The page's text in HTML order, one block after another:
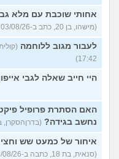
אחותי שוכבת עם מלא
(מישהו, בן 20, כתב ב-03/08/26 17:53)
לעבור מגוב ללוחמה
17:42)
היי חייב שאלה לגבי
האם הסתרת פרופיל
נחשב בגידה? (בדרןהסקרן, בן 33, כתב ב-03/08/26
איחור של כמעט שש וחצי
(סנאית, בת 18, כתבה ב-03/08/26 17:13)